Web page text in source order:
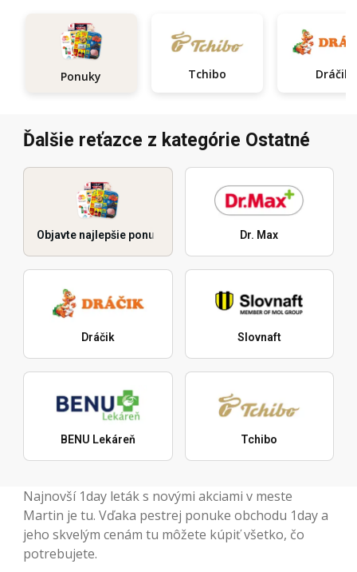
Ponuky Tchibo Dráčik
Ďalšie reťazce z kategórie Ostatné
Objavte najlepšie ponuky Dr. Max
Dráčik Slovnaft
BENU Lekáreň Tchibo
Najnovší 1day leták s novými akciami v meste
Martin je tu. Vďaka pestrej ponuke obchodu 1day a
jeho skvelým cenám tu môžete kúpiť všetko, čo
potrebujete.